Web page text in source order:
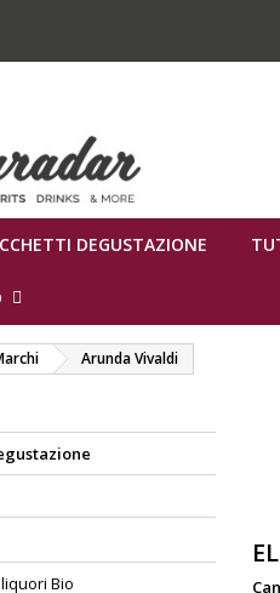
DEGUSTAZIONE
Arunda Vivaldi
Bio